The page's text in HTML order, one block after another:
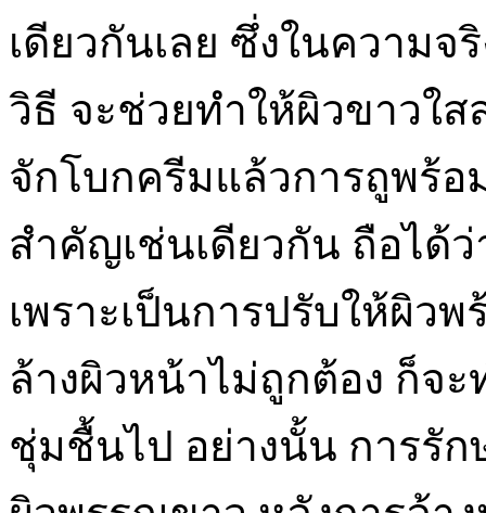
เดียวกันเลย ซึ่งในความ
วิธี จะช่วยทำให้ผิวขาวใส
จักโบกครีมแล้วการถูพร้
สำคัญเช่นเดียวกัน ถือได้
เพราะเป็นการปรับให้ผิว
ล้างผิวหน้าไม่ถูกต้อง ก็จะ
ชุ่มชื้นไป อย่างนั้น การรัก